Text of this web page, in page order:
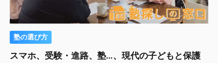
塾の選び方
スマホ、受験・進路、塾…、現代の子どもと保護